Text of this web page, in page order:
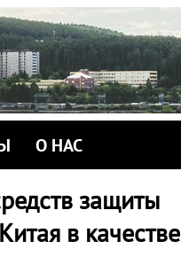
О НАС
защиты
в качестве